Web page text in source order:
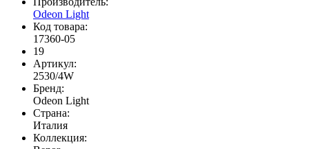
Odeon Light
Код товара:
17360-05
19
Артикул:
2530/4W
Бренд:
Odeon Light
Страна:
Италия
Коллекция: